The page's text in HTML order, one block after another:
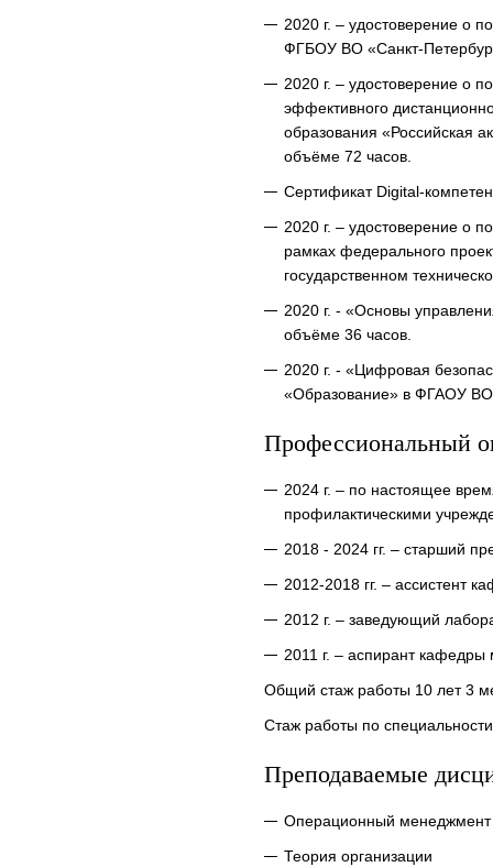
2020 г. – удостоверение о
ФГБОУ ВО «Санкт-
2020 г. – удостоверение о
эффективного
образования «Российская
объёме 72 часов.
Сертификат Digital-
2020 г. – удостоверение о
рамках федерального
государственном
2020 г. - «Основы
объёме 36 часов.
2020 г. - «Цифровая
«Образование» в ФГАОУ ВО
Профессиональный
2024 г. – по настоящее
профилактическими
2018 - 2024 гг. – старший
2012-2018 гг. – ассистент
2012 г. – заведующий
2011 г. – аспирант
Общий стаж работы 10 лет 3
Стаж работы по
Преподаваемые
Операционный менеджмент
Теория организации